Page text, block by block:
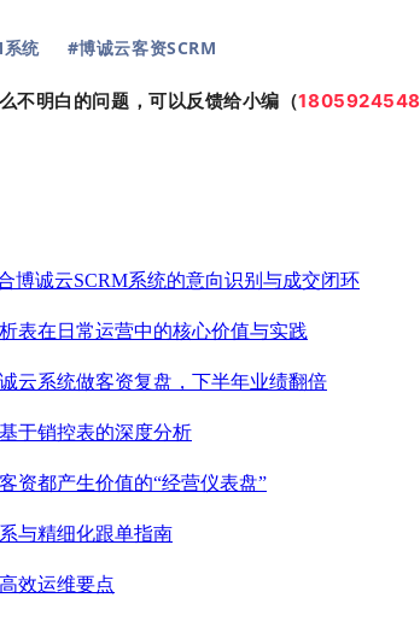
系统 #博诚云客资SCRM
不明白的问题，可以反馈给小编（
博诚云SCRM系统的意向识别与成交闭环
表在日常运营中的核心价值与实践
云系统做客资复盘，下半年业绩翻倍
于销控表的深度分析
资都产生价值的“经营仪表盘”
与精细化跟单指南
效运维要点